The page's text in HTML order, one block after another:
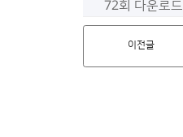
72회 다운로드
이전글